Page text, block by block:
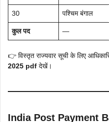
30 पश्चिम बंगाल
कुल पद —
👉 विस्तृत राज्यवार सूची के लिए
2025 pdf देखें।
India Post Payment